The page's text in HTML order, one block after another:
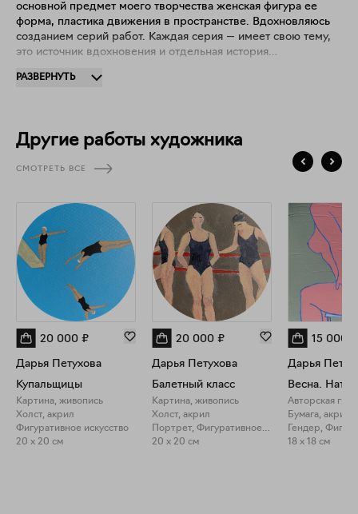
основной предмет моего творчества женская фигура ее
форма, пластика движения в пространстве. Вдохновляюсь
созданием серий работ. Каждая серия — имеет свою тему,
это источник вдохновения и отдельная история
РАЗВЕРНУТЬ
Другие работы художника
СМОТРЕТЬ ВСЕ
20 000 ₽
Дарья Петухова
Купальщицы
Картина, живопись
Холст, акрил
Фигуративное искусство
20 x 20 см
20 000 ₽
Дарья Петухова
Балетный класс
Картина, живопись
Холст, акрил
Портрет, Фигуративное искусство
20 x 20 см
15 000
Дарья
Весна.
Авторская
Бумага, акрил
18 x 18 см